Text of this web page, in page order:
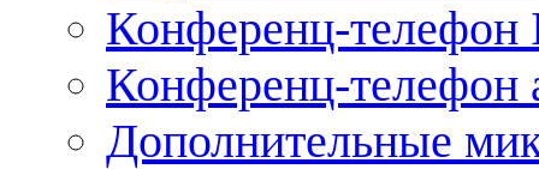
Конференц-телефон
Конференц-телефон
Дополнительные